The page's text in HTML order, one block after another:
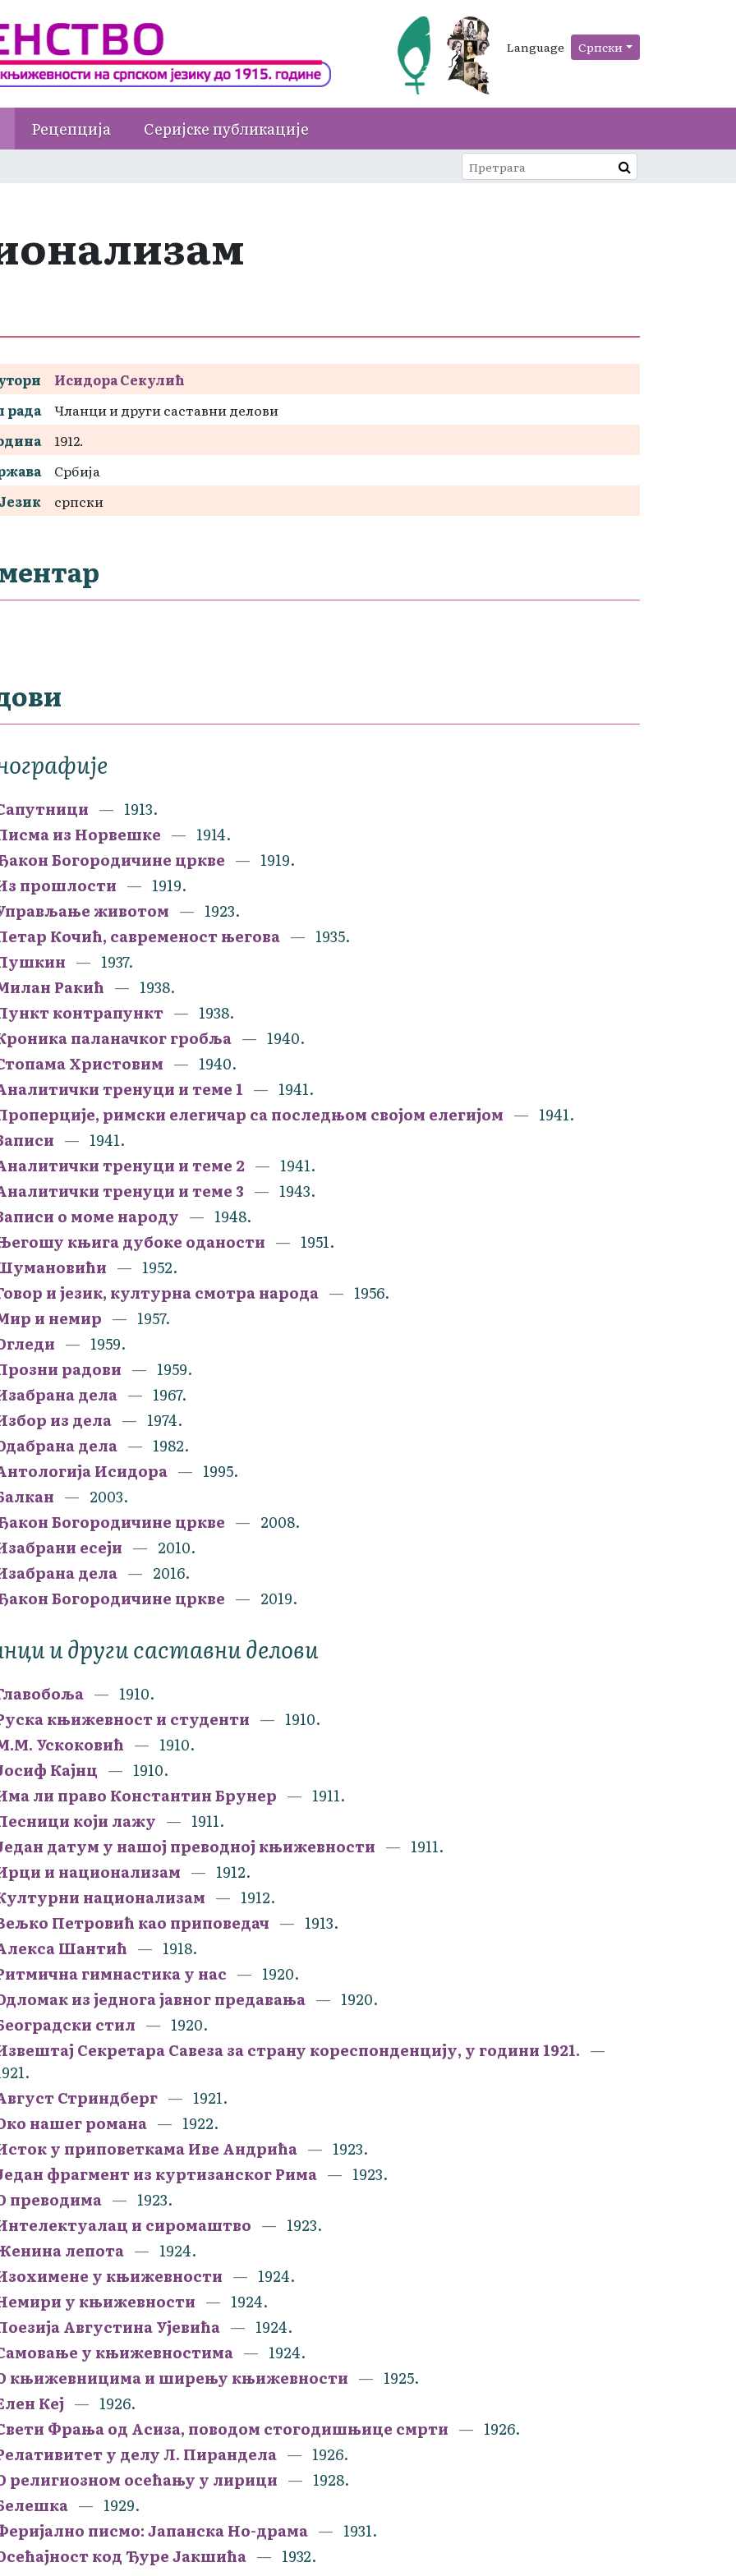
Language Српски
Рецепција Серијске публикације
Исидора Секулић
рада
Чланци и други саставни делови
1912.
Србија
српски
1913.
из Норвешке
1914.
Богородичине цркве
1919.
прошлости
1919.
животом
1923.
Кочић, савременост његова
1935.
1937.
Ракић
1938.
контрапункт
1938.
паланачког гробља
1940.
Христовим
1940.
тренуци и теме 1
1941.
римски елегичар са последњом својом елегијом
1941.
1941.
тренуци и теме 2
1941.
тренуци и теме 3
1943.
о моме народу
1948.
књига дубоке оданости
1951.
1952.
и језик, културна смотра народа
1956.
и немир
1957.
1959.
радови
1959.
дела
1967.
из дела
1974.
дела
1982.
Исидора
1995.
2003.
Богородичине цркве
2008.
есеји
2010.
дела
2016.
Богородичине цркве
2019.
и други саставни делови
1910.
књижевност и студенти
1910.
Ускоковић
1910.
Кајнц
1910.
ли право Константин Брунер
1911.
који лажу
1911.
датум у нашој преводној књижевности
1911.
и национализам
1912.
национализам
1912.
Петровић као приповедач
1913.
Шантић
1918.
гимнастика у нас
1920.
из једнога јавног предавања
1920.
стил
1920.
Секретара Савеза за страну кореспонденцију, у години 1921.
Стриндберг
1921.
нашег романа
1922.
у приповеткама Иве Андрића
1923.
фрагмент из куртизанског Рима
1923.
преводима
1923.
и сиромаштво
1923.
лепота
1924.
у књижевности
1924.
у књижевности
1924.
Августина Ујевића
1924.
у књижевностима
1924.
књижевницима и ширењу књижевности
1925.
Кеј
1926.
Фрања од Асиза, поводом стогодишњице смрти
1926.
у делу Л. Пирандела
1926.
религиозном осећању у лирици
1928.
1929.
писмо: Јапанска Но-драма
1931.
код Ђуре Јакшића
1932.